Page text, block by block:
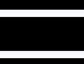
(SHGM) tarafından
alabilmektedir.
etkilenebilir.